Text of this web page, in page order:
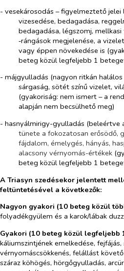
- vesekárosodás – figyelmeztető
vizesedése, bedagadása,
bedagadása, légszomj,
‑rángások megjelenése, a
vagy éppen növekedése is (
beteg közül legfeljebb 1
- májgyulladás (nagyon ritkán
sárgaság, sötét színű vizelet,
(gyakoriság: nem ismert – a
alapján nem becsülhető meg)
- hasnyálmirigy-gyulladás (beleértve
tünete a fokozatosan erősödő,
fájdalom, émelygés, hányás,
alacsony vérnyomás-értékek (
beteg közül legfeljebb 1
A Triasyn szedésekor jelentett
feltüntetésével a következők:
Nagyon gyakori (10 beteg közül
folyadékgyülem és a karok/lábak
Gyakori (10 beteg közül legfeljebb
káliumszintjének emelkedése, fejfájás,
vérnyomáscsökkenés, felállást
száraz köhögés, hörgőgyulladás,